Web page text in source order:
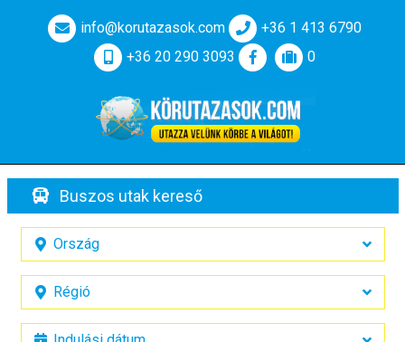
info@korutazasok.com
+36 1 413 6790
+36 20 290 3093
0
Buszos utak kereső